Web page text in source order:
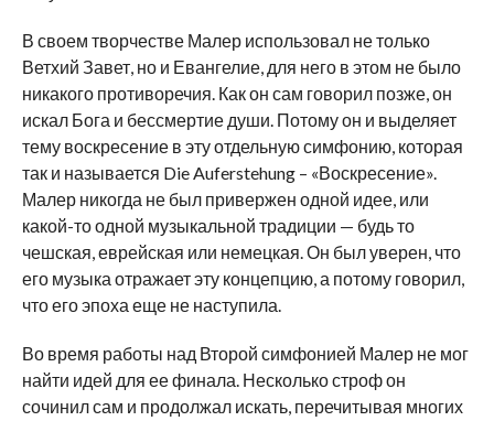
В своем творчестве Малер использовал не только
Ветхий Завет, но и Евангелие, для него в этом не было
никакого противоречия. Как он сам говорил позже, он
искал Бога и бессмертие души. Потому он и выделяет
тему воскресение в эту отдельную симфонию, которая
так и называется Die Auferstehung – «Воскресение».
Малер никогда не был привержен одной идее, или
какой-то одной музыкальной традиции — будь то
чешская, еврейская или немецкая. Он был уверен, что
его музыка отражает эту концепцию, а потому говорил,
что его эпоха еще не наступила.
Во время работы над Второй симфонией Малер не мог
найти идей для ее финала. Несколько строф он
сочинил сам и продолжал искать, перечитывая многих